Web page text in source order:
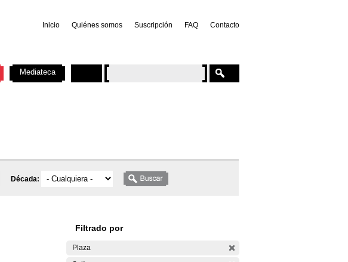
Inicio Quiénes somos Suscripción FAQ Contacto
Década:
Filtrado por
Plaza
Mediateca